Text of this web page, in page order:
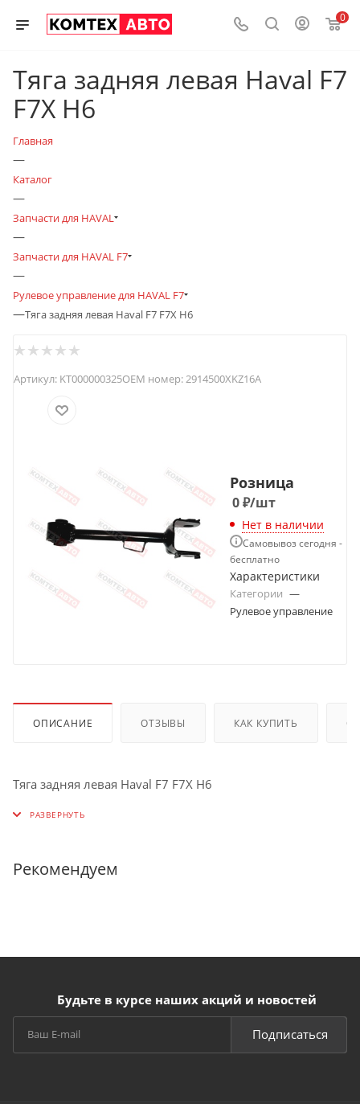
0
Тяга задняя левая Haval F7
F7X H6
Главная
—
Каталог
—
Запчасти для HAVAL
—
Запчасти для HAVAL F7
—
Рулевое управление для HAVAL F7
—Тяга задняя левая Haval F7 F7X H6
Артикул: KT000000325OEM номер:2914500XKZ16A
Розница
0₽/шт
Нет в наличии
Самовывоз сегодня -
бесплатно
Характеристики
Категории —
Рулевое управление
ОПИСАНИЕ ОТЗЫВЫ КАК КУПИТЬ
Тяга задняя левая Haval F7 F7X H6
Рекомендуем
Будьте в курсе наших акций и новостей
Подписаться